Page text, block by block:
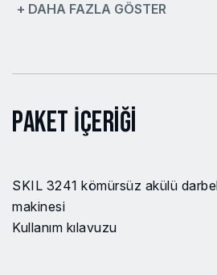
Frenleme torku
Mandren tipi
Gerilim
+ DAHA FAZLA GÖSTER
Paket İçeriği
SKIL 3241 kömürsüz akülü
makinesi
Kullanım kılavuzu